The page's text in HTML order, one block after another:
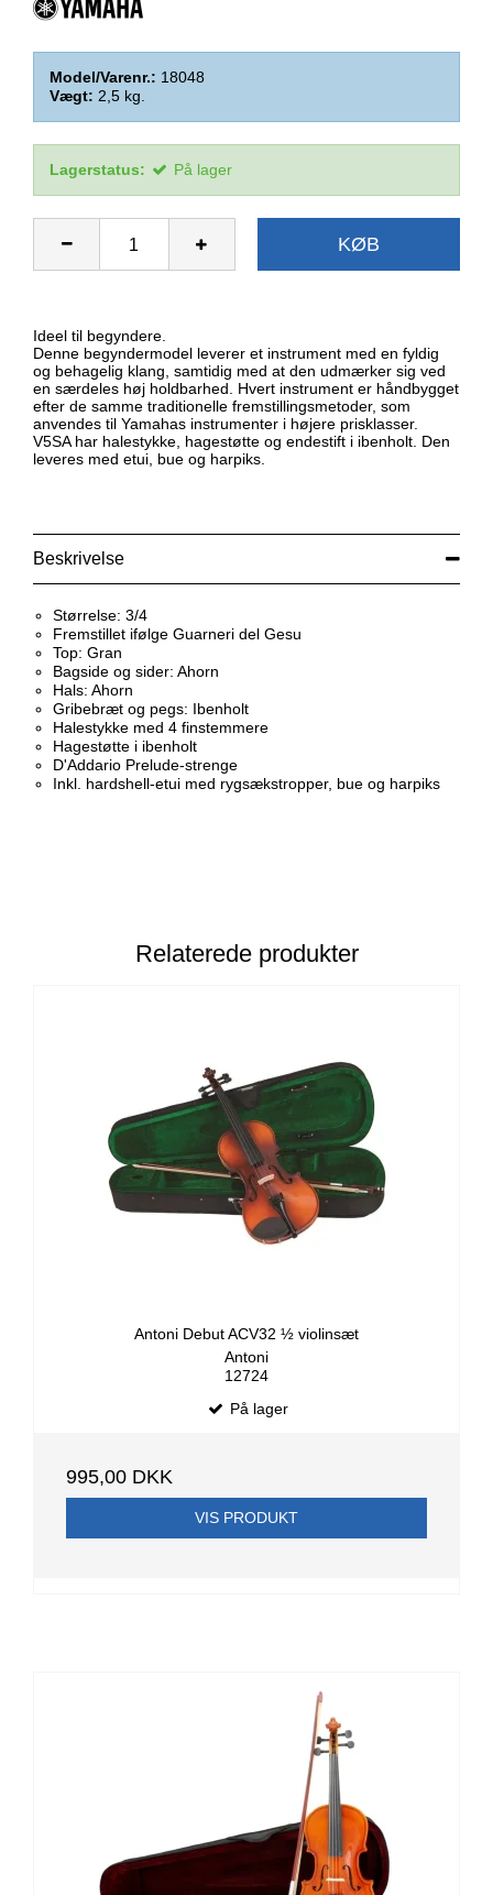
Model/Varenr.: 18048
Vægt: 2,5 kg.
Lagerstatus: På lager
KØB
Ideel til begyndere.
Denne begyndermodel leverer et instrument med en fyldig
og behagelig klang, samtidig med at den udmærker sig ved
en særdeles høj holdbarhed. Hvert instrument er håndbygget
efter de samme traditionelle fremstillingsmetoder, som
anvendes til Yamahas instrumenter i højere prisklasser.
V5SA har halestykke, hagestøtte og endestift i ibenholt. Den
leveres med etui, bue og harpiks.
Beskrivelse
Størrelse: 3/4
Fremstillet ifølge Guarneri del Gesu
Top: Gran
Bagside og sider: Ahorn
Hals: Ahorn
Gribebræt og pegs: Ibenholt
Halestykke med 4 finstemmere
Hagestøtte i ibenholt
D'Addario Prelude-strenge
Inkl. hardshell-etui med rygsækstropper, bue og harpiks
Relaterede produkter
Antoni Debut ACV32 ½ violinsæt
Antoni
12724
På lager
995,00 DKK
VIS PRODUKT